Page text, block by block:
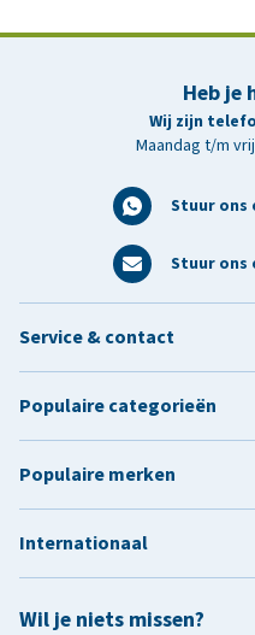
Heb je
Wij zijn
Maandag t/m
Stuur ons
Stuur ons
Wil je niets missen?
Service & contact
Populaire categorieën
Populaire merken
Internationaal